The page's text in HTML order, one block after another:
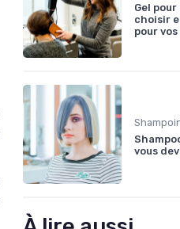
Gel
choisir
pour
vous